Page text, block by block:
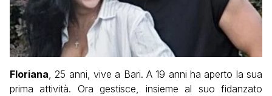
Floriana , 25 anni, vive a Bari. A 19 anni ha aperto la sua
prima attività. Ora gestisce, insieme al suo fidanzato